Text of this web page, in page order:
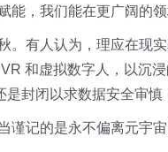
，我们能在更广阔的
有人认为，理应在现
和虚拟数字人，以沉
封闭以求数据安全审慎
记的是永不偏离元宇宙